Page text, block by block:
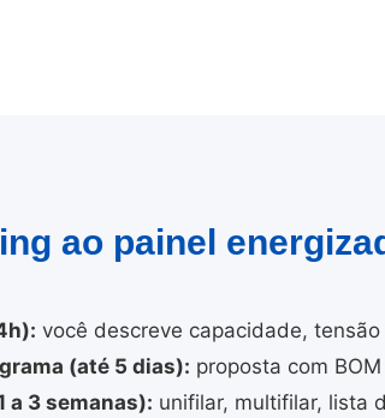
ao painel
você descreve capacidade,
(até 5 dias): proposta com
a 3 semanas): unifilar, multifilar, lista